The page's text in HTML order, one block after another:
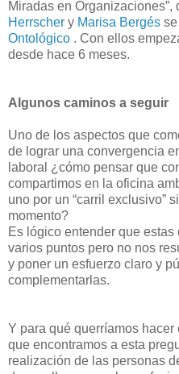
Miradas en Organizaciones”,
Herrscher y Marisa Bergés
Ontológico . Con ellos
desde hace 6 meses.
Algunos caminos a seguir
Uno de los aspectos que
de lograr una convergencia
laboral ¿cómo pensar que
compartimos en la oficina
uno por un “carril exclusivo”
momento?
Es lógico entender que estas
varios puntos pero no nos
y poner un esfuerzo claro y
complementarlas.
Y para qué querríamos
que encontramos a esta
realización de las personas